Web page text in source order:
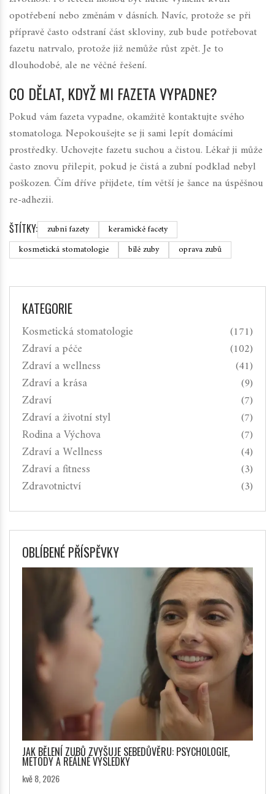
opotřebení nebo změnám v dásních. Navíc, protože se při
přípravě často odstraní část skloviny, zub bude potřebovat
fazetu natrvalo, protože již nemůže růst zpět. Je to
dlouhodobé, ale ne věčné řešení.
CO DĚLAT, KDYŽ MI FAZETA VYPADNE?
Pokud vám fazeta vypadne, okamžitě kontaktujte svého
stomatologa. Nepokoušejte se ji sami lepít domácími
prostředky. Uchovejte fazetu suchou a čistou. Lékař ji může
často znovu přilepit, pokud je čistá a zubní podklad nebyl
poškozen. Čím dříve přijdete, tím větší je šance na úspěšnou
re-adhezii.
ŠTÍTKY: zubní fazety
keramické facety
kosmetická stomatologie
bílé zuby oprava zubů
KATEGORIE
Kosmetická stomatologie (171)
Zdraví a péče (102)
Zdraví a wellness (41)
Zdraví a krása (9)
Zdraví (7)
Zdraví a životní styl (7)
Rodina a Výchova (7)
Zdraví a Wellness (4)
Zdraví a fitness (3)
Zdravotnictví (3)
OBLÍBENÉ PŘÍSPĚVKY
JAK BĚLENÍ ZUBŮ ZVYŠUJE SEBEDŮVĚRU: PSYCHOLOGIE,
METODY A REÁLNÉ VÝSLEDKY
kvě 8, 2026